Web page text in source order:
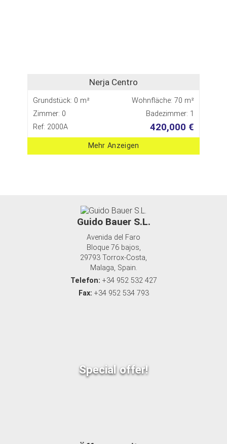
Nerja Centro
Grundstück: 0 m²
Wohnfläche: 70 m²
Zimmer: 0
Badezimmer: 1
Ref: 2000A
420,000 €
Mehr Anzeigen
Guido Bauer S.L.
Avenida del Faro
Bloque 76 bajos,
29793 Torrox-Costa,
Malaga, Spain.
Telefon: +34 952 532 427
Fax: +34 952 534 793
Special offer!